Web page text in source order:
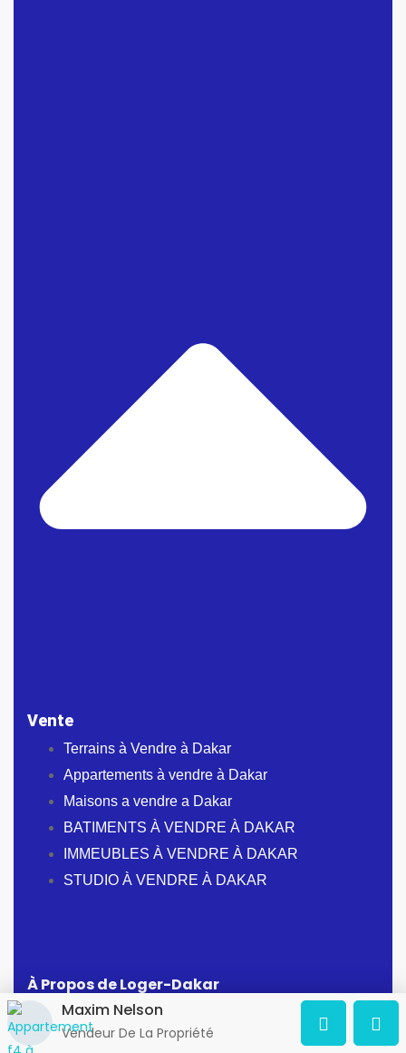
Vente
Terrains à Vendre à Dakar
Appartements à vendre à Dakar
Maisons a vendre a Dakar
BATIMENTS À VENDRE À DAKAR
IMMEUBLES À VENDRE À DAKAR
STUDIO À VENDRE À DAKAR
À Propos de Loger-Dakar
Adresse:Dakar, Sénégal
Maxim Nelson
Vendeur De La Propriété